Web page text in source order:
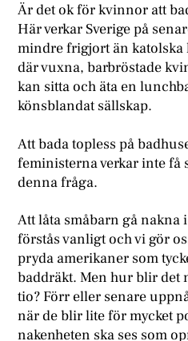
Är det ok för kvinnor att
Här verkar Sverige på
mindre frigjort än
där vuxna, barbröstade
kan sitta och äta en
könsblandat sällskap.
Att bada topless på
feministerna verkar inte få
denna fråga.
Att låta småbarn gå nakna
förstås vanligt och vi gör
pryda amerikaner som
baddräkt. Men hur blir det
tio? Förr eller senare
när de blir lite för mycket
nakenheten ska ses som